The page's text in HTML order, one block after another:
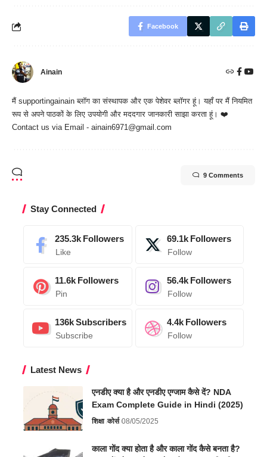
Facebook
Ainain
मैं supportingainain ब्लॉग का संस्थापक और एक पेशेवर ब्लॉगर हूं। यहाँ पर मैं नियमित
रूप से अपने पाठकों के लिए उपयोगी और मददगार जानकारी साझा करता हूं। ❤️
Contact us via Email - ainain6971@gmail.com
9 Comments
Stay Connected
235.3k Followers
Like
69.1k Followers
Follow
11.6k Followers
Pin
56.4k Followers
Follow
136kSubscribers
Subscribe
4.4k Followers
Follow
Latest News
एनडीए क्या है और एनडीए एग्जाम कैसे दें? NDA
Exam Complete Guide in Hindi (2025)
शिक्षा कोर्स 08/05/2025
काला गोंद क्या होता है और काला गोंद कैसे बनता है?